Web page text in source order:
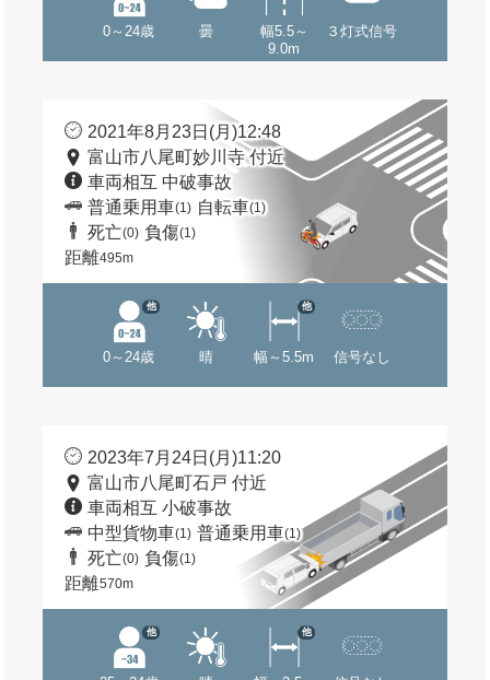
0～24歳 曇
幅5.5～
9.0m
３灯式信号
2021年8月23日(月)12:48
富山市八尾町妙川寺 付近
車両相互 中破事故
普通乗用車(1) 自転車(1)
死亡(0) 負傷(1)
距離495m
0～24歳
他
晴 幅～5.5m
他
信号なし
2023年7月24日(月)11:20
富山市八尾町石戸 付近
車両相互 小破事故
中型貨物車(1) 普通乗用車(1)
死亡(0) 負傷(1)
距離570m
他 他